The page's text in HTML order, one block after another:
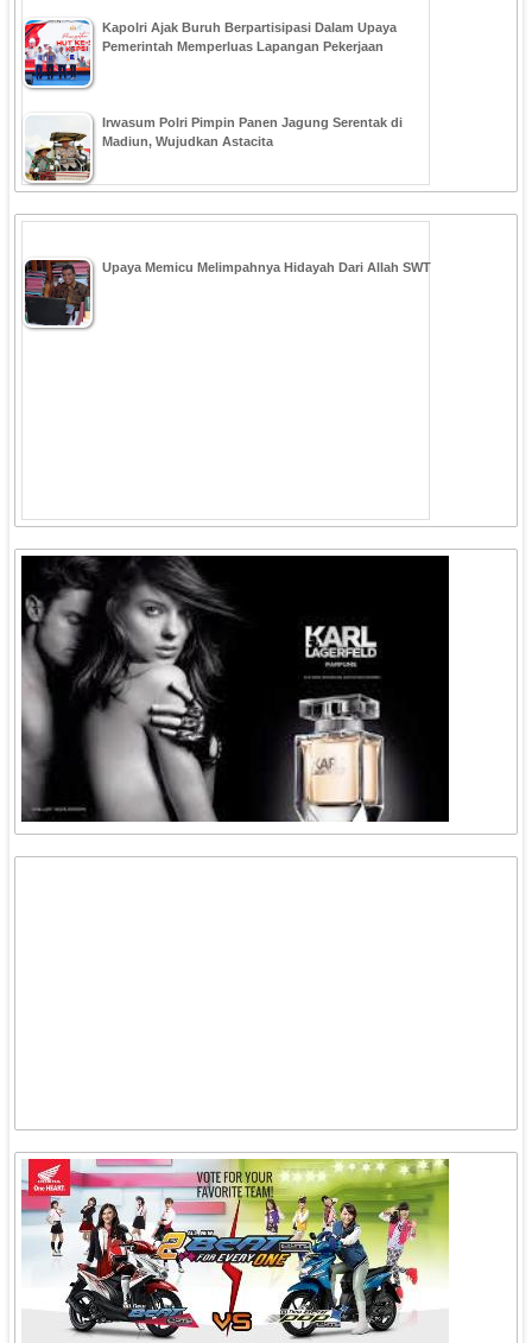
Kapolri Ajak Buruh Berpartisipasi Dalam Upaya
Pemerintah Memperluas Lapangan Pekerjaan
Irwasum Polri Pimpin Panen Jagung Serentak di
Madiun, Wujudkan Astacita
Upaya Memicu Melimpahnya Hidayah Dari Allah SWT